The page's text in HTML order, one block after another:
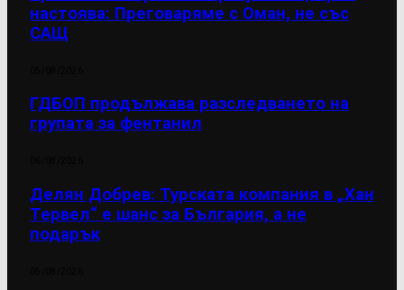
настоява: Преговаряме с Оман, не със
САЩ
ГДБОП продължава разследването на
групата за фентанил
Делян Добрев: Турската компания в „Хан
Тервел“ е шанс за България, а не
подарък